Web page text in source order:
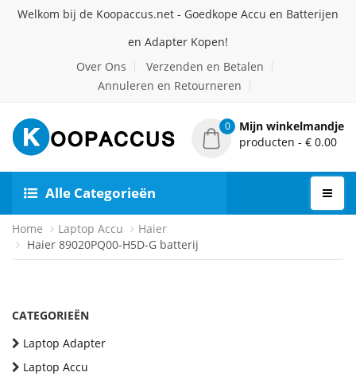
Welkom bij de Koopaccus.net - Goedkope Accu en Batterijen
en Adapter Kopen!
Over Ons
Verzenden en Betalen
Annuleren en Retourneren
0
Mijn winkelmandje
producten - € 0.00
Alle Categorieën
Home Laptop Accu
Haier
Haier 89020PQ00-H5D-G batterij
CATEGORIEËN
Laptop Adapter
Laptop Accu